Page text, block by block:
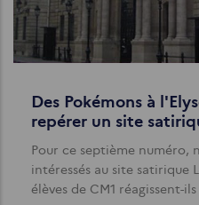
Des Pokémons à
repérer un site
Pour ce septième numéro,
intéressés au site satirique
élèves de CM1 réagissent-